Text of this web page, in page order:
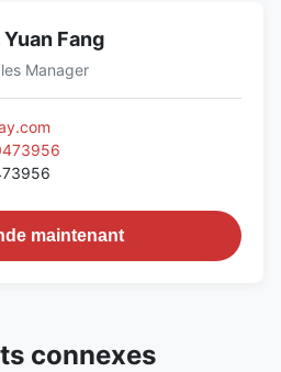
Yuan Fang
Manager
maintenant
connexes